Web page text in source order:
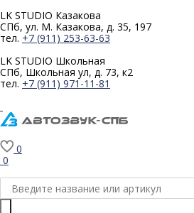
LK STUDIO Казакова
СПб, ул. М. Казакова, д. 35, 197
тел. +7 (911) 253-63-63
LK STUDIO Школьная
СПб, Школьная ул, д. 73, к2
тел. +7 (911) 971-11-81
0
0